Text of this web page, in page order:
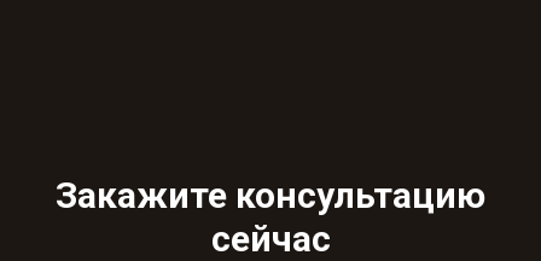
Закажите консультацию
сейчас